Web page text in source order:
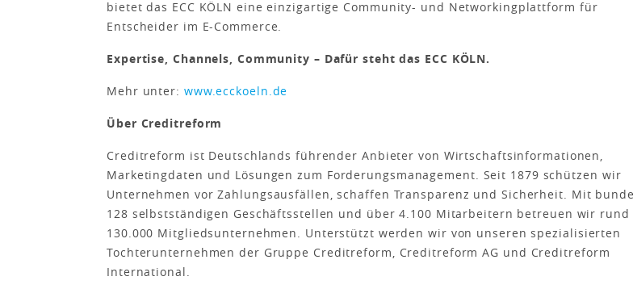
bietet das ECC KÖLN eine einzigartige Community- und Networkingplattform für
Entscheider im E-Commerce.
Expertise, Channels, Community – Dafür steht das ECC KÖLN.
Mehr unter: www.ecckoeln.de
Über Creditreform
Creditreform ist Deutschlands führender Anbieter von Wirtschaftsinformationen,
Marketingdaten und Lösungen zum Forderungsmanagement. Seit 1879 schützen wir
Unternehmen vor Zahlungsausfällen, schaffen Transparenz und Sicherheit. Mit
128 selbstständigen Geschäftsstellen und über 4.100 Mitarbeitern betreuen wir rund
130.000 Mitgliedsunternehmen. Unterstützt werden wir von unseren spezialisierten
Tochterunternehmen der Gruppe Creditreform, Creditreform AG und Creditreform
International.